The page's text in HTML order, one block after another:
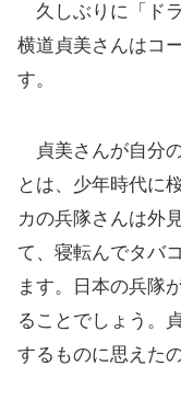
久しぶりに「ド
横道貞美さんはコ
す。
貞美さんが自分
とは、少年時代に
カの兵隊さんは外
て、寝転んでタバ
ます。日本の兵隊
ることでしょう。
するものに思えたの